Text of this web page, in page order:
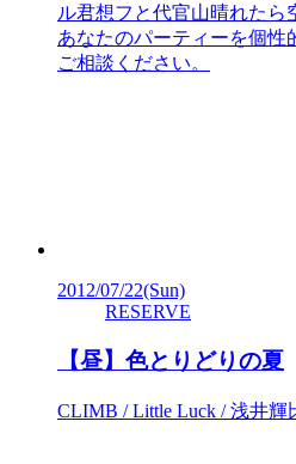
ル君想フと代官山晴れたら
あなたのパーティーを個性
ご相談ください。
2012/07/22(Sun)
RESERVE
【昼】色とりどりの夏
CLIMB / Little Luck / 浅井輝